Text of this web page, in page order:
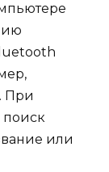
При
или